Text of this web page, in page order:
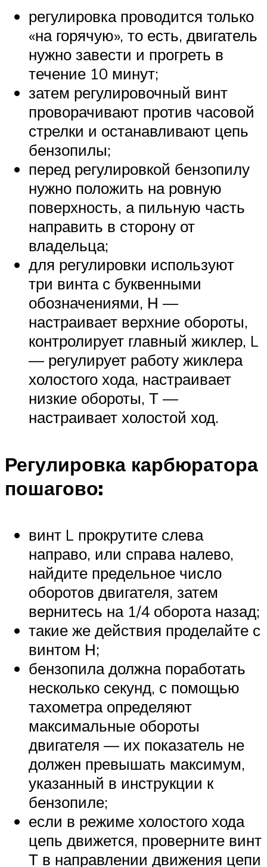
регулировка проводится только
«на горячую», то есть, двигатель
нужно завести и прогреть в
течение 10 минут;
затем регулировочный винт
проворачивают против часовой
стрелки и останавливают цепь
бензопилы;
перед регулировкой бензопилу
нужно положить на ровную
поверхность, а пильную часть
направить в сторону от
владельца;
для регулировки используют
три винта с буквенными
обозначениями, Н —
настраивает верхние обороты,
контролирует главный жиклер, L
— регулирует работу жиклера
холостого хода, настраивает
низкие обороты, Т —
настраивает холостой ход.
Регулировка карбюратора
пошагово:
винт L прокрутите слева
направо, или справа налево,
найдите предельное число
оборотов двигателя, затем
вернитесь на 1/4 оборота назад;
такие же действия проделайте с
винтом Н;
бензопила должна поработать
несколько секунд, с помощью
тахометра определяют
максимальные обороты
двигателя — их показатель не
должен превышать максимум,
указанный в инструкции к
бензопиле;
если в режиме холостого хода
цепь движется, проверните винт
Т в направлении движения цепи